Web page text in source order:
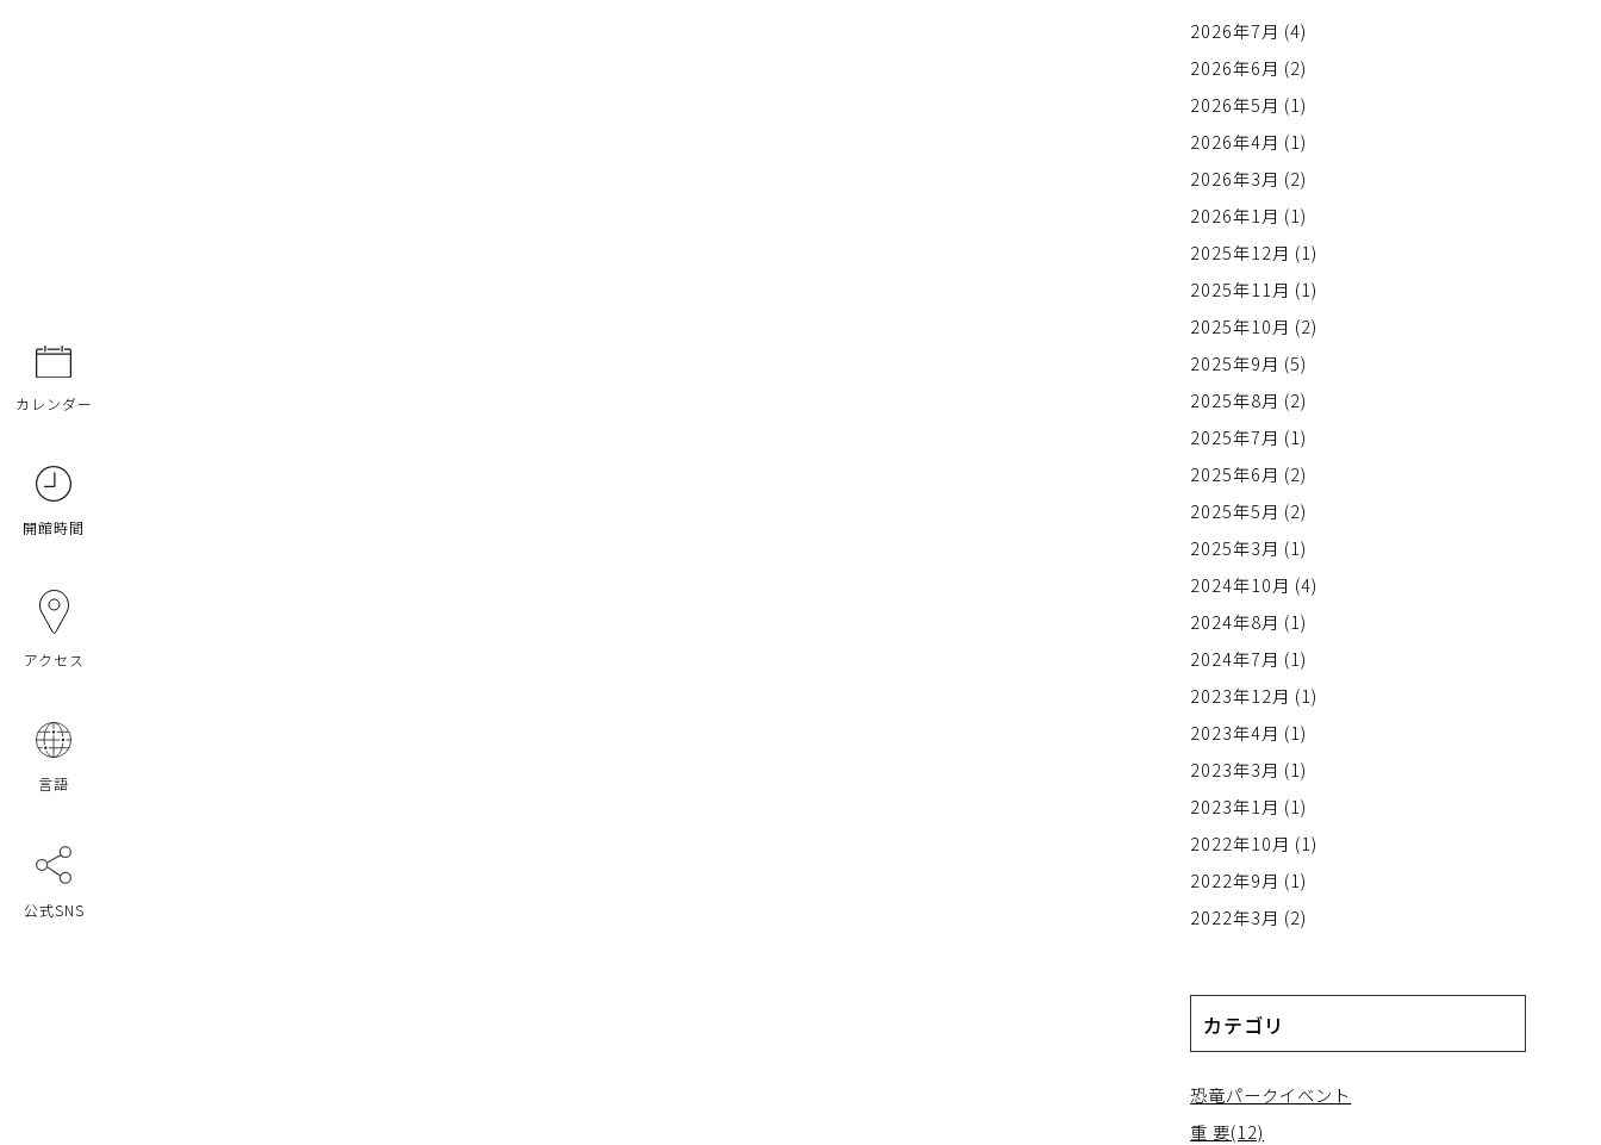
カレンダー
開館時間
アクセス
言語
公式SNS
2026年7月 (4)
2026年6月 (2)
2026年5月 (1)
2026年4月 (1)
2026年3月 (2)
2026年1月 (1)
2025年12月 (1)
2025年11月 (1)
2025年10月 (2)
2025年9月 (5)
2025年8月 (2)
2025年7月 (1)
2025年6月 (2)
2025年5月 (2)
2025年3月 (1)
2024年10月 (4)
2024年8月 (1)
2024年7月 (1)
2023年12月 (1)
2023年4月 (1)
2023年3月 (1)
2023年1月 (1)
2022年10月 (1)
2022年9月 (1)
2022年3月 (2)
カテゴリ
恐竜パークイベント
重 要(12)